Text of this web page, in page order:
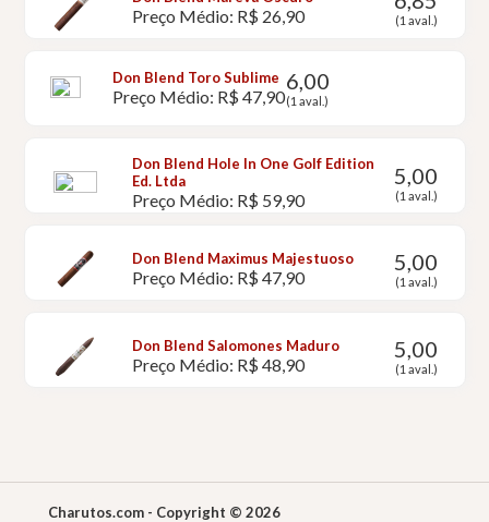
Preço Médio: R$ 26,90 (1 aval.)
Don Blend Toro Sublime
Preço Médio: R$ 47,90
6,00
(1 aval.)
Don Blend Hole In One Golf Edition
Ed. Ltda
Preço Médio: R$ 59,90
5,00
(1 aval.)
Don Blend Maximus Majestuoso
Preço Médio: R$ 47,90
5,00
(1 aval.)
Don Blend Salomones Maduro
Preço Médio: R$ 48,90
5,00
(1 aval.)
Charutos.com - Copyright © 2026